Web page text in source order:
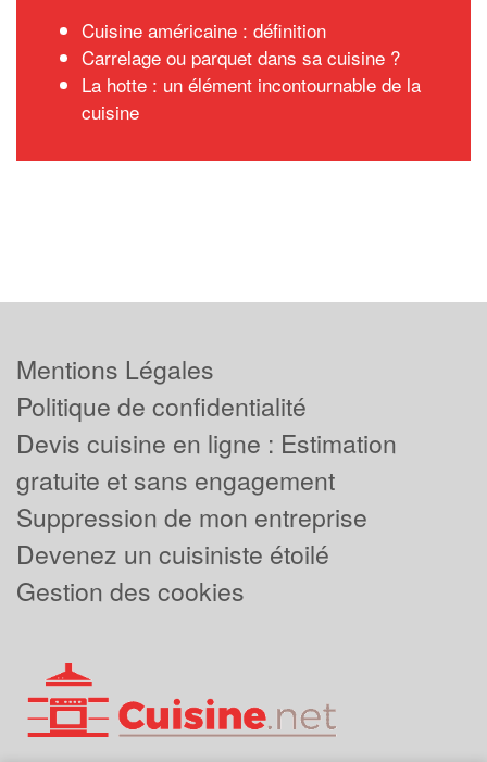
Cuisine américaine : définition
Carrelage ou parquet dans sa cuisine ?
La hotte : un élément incontournable de la
cuisine
Mentions Légales
Politique de confidentialité
Devis cuisine en ligne : Estimation
gratuite et sans engagement
Suppression de mon entreprise
Devenez un cuisiniste étoilé
Gestion des cookies